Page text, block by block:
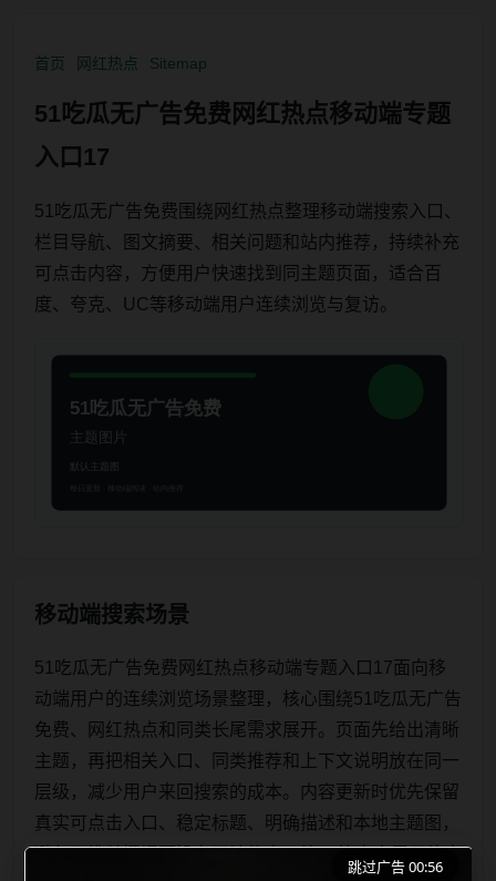
首页 网红热点 Sitemap
51吃瓜无广告免费网红热点移动端专题
入口17
51吃瓜无广告免费围绕网红热点整理移动端搜索入口、
栏目导航、图文摘要、相关问题和站内推荐，持续补充
可点击内容，方便用户快速找到同主题页面，适合百
度、夸克、UC等移动端用户连续浏览与复访。
移动端搜索场景
51吃瓜无广告免费网红热点移动端专题入口17面向移
动端用户的连续浏览场景整理，核心围绕51吃瓜无广告
免费、网红热点和同类长尾需求展开。页面先给出清晰
主题，再把相关入口、同类推荐和上下文说明放在同一
层级，减少用户来回搜索的成本。内容更新时优先保留
真实可点击入口、稳定标题、明确描述和本地主题图，
避免只堆关键词而没有可读信息。第17篇内容用于补齐
跳过广告 00:56